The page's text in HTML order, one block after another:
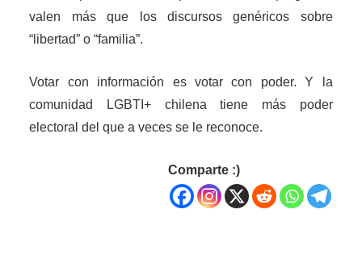
valen más que los discursos genéricos sobre
“libertad” o “familia”.
Votar con información es votar con poder. Y la
comunidad LGBTI+ chilena tiene más poder
electoral del que a veces se le reconoce.
Comparte :)